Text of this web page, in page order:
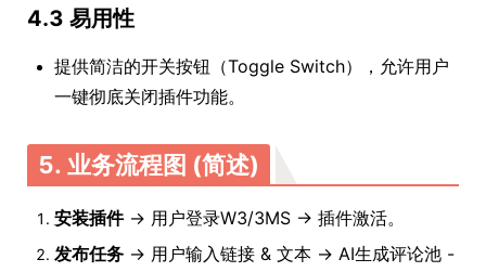
4.3 易用性
提供简洁的开关按钮（Toggle Switch），允许用户
一键彻底关闭插件功能。
5. 业务流程图 (简述)
安装插件-> 用户登录W3/3MS -> 插件激活。
发布任务 -> 用户输入链接 & 文本 -> AI生成评论池 -